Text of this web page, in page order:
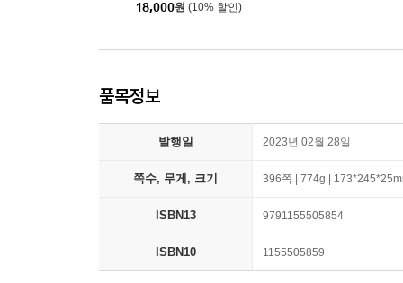
18,000원 (10% 할인)
품목정보
발행일 2023년 02월 28일
쪽수, 무게, 크기 396쪽 | 774g |
ISBN13 9791155505854
ISBN10 1155505859